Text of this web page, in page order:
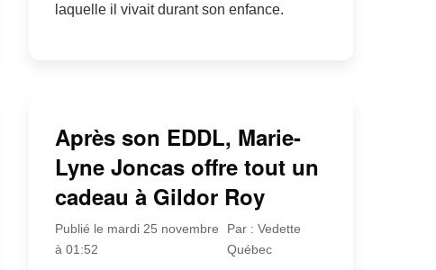
laquelle il vivait durant son enfance.
Après son EDDL, Marie-
Lyne Joncas offre tout un
cadeau à Gildor Roy
Publié le mardi 25 novembre
à 01:52
Par : Vedette
Québec